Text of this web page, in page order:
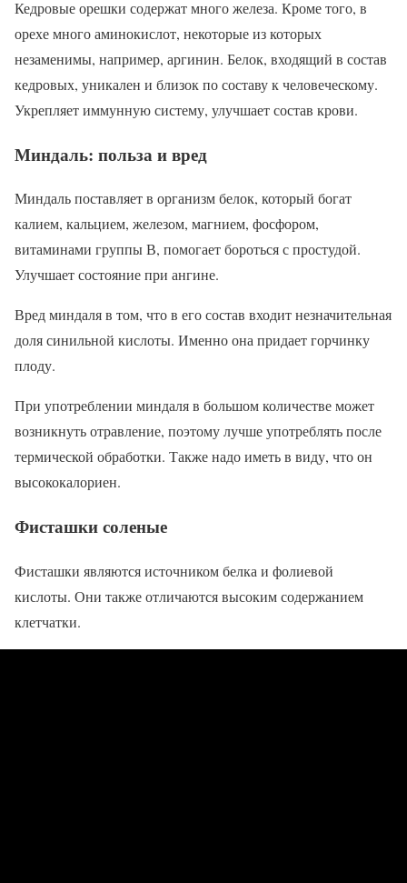
Кедровые орешки содержат много железа. Кроме того, в
орехе много аминокислот, некоторые из которых
незаменимы, например, аргинин. Белок, входящий в состав
кедровых, уникален и близок по составу к человеческому.
Укрепляет иммунную систему, улучшает состав крови.
Миндаль: польза и вред
Миндаль поставляет в организм белок, который богат
калием, кальцием, железом, магнием, фосфором,
витаминами группы В, помогает бороться с простудой.
Улучшает состояние при ангине.
Вред миндаля в том, что в его состав входит незначительная
доля синильной кислоты. Именно она придает горчинку
плоду.
При употреблении миндаля в большом количестве может
возникнуть отравление, поэтому лучше употреблять после
термической обработки. Также надо иметь в виду, что он
высококалориен.
Фисташки соленые
Фисташки являются источником белка и фолиевой
кислоты. Они также отличаются высоким содержанием
клетчатки.